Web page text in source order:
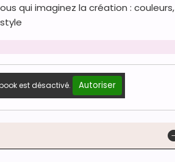
qui imaginez la création : couleurs,
est désactivé. Autoriser